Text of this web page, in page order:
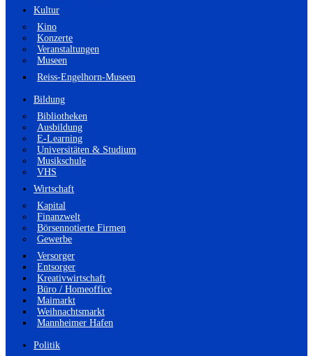
Kultur
Kino
Konzerte
Veranstaltungen
Museen
Reiss-Engelhorn-Museen
Bildung
Bibliotheken
Ausbildung
E-Learning
Universitäten & Studium
Musikschule
VHS
Wirtschaft
Kapital
Finanzwelt
Börsennotierte Firmen
Gewerbe
Versorger
Entsorger
Kreativwirtschaft
Büro / Homeoffice
Maimarkt
Weihnachtsmarkt
Mannheimer Hafen
Politik